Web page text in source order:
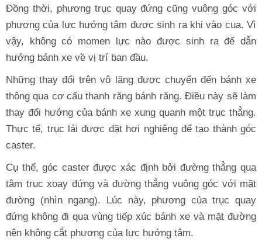
Đồng thời, phương trục quay đứng cũng vuông góc với
phương của lực hướng tâm được sinh ra khi vào cua. Vì
vậy, không có momen lực nào được sinh ra để dẫn
hướng bánh xe về vị trí ban đầu.
Những thay đổi trên vô lăng được chuyển đến bánh xe
thông qua cơ cấu thanh răng bánh răng. Điều này sẽ làm
thay đổi hướng của bánh xe xung quanh một trục thẳng.
Thực tế, trục lái được đặt hơi nghiêng để tạo thành góc
caster.
Cụ thể, góc caster được xác định bởi đường thẳng qua
tâm trục xoay đứng và đường thẳng vuông góc với mặt
đường (nhìn ngang). Lúc này, phương của trục quay
đứng không đi qua vùng tiếp xúc bánh xe và mặt đường
nên không cắt phương của lực hướng tâm.